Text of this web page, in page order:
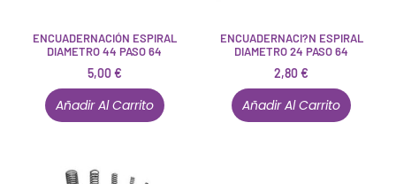
ENCUADERNACIÓN ESPIRAL
DIAMETRO 44 PASO 64
5,00€
Añadir Al Carrito
ENCUADERNACI?N ESPIRAL
DIAMETRO 24 PASO 64
2,80€
Añadir Al Carrito